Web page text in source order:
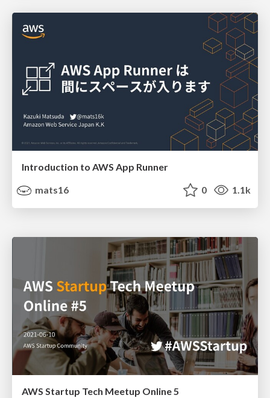
Introduction to AWS App Runner
mats16
0 1.1k
AWS Startup Tech Meetup Online 5